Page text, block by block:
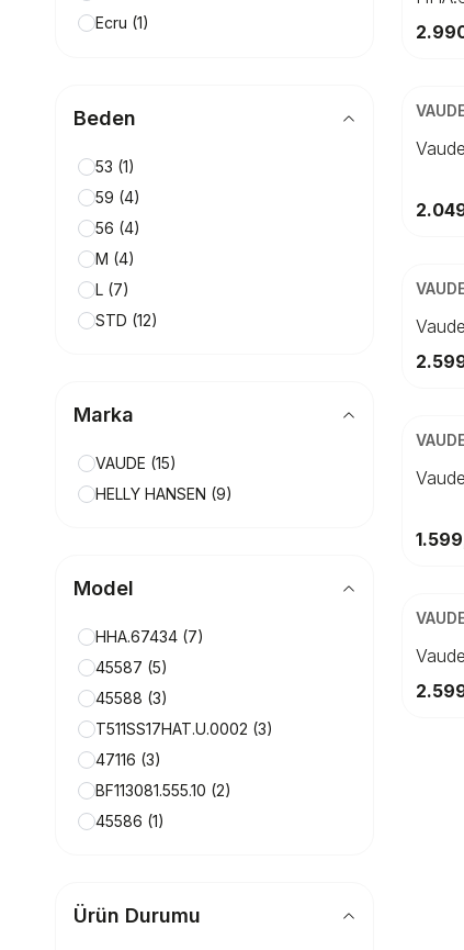
Ecru (1)
Khaki
NAVY
White
Black
Beden
53 (1)
59 (4)
56 (4)
M (4)
L (7)
STD (12)
Marka
VAUDE (15)
HELLY HANSEN (9)
Model
HHA.67434 (7)
45587 (5)
45588 (3)
T511SS17HAT.U.0002 (3)
47116 (3)
BF113081.555.10 (2)
45586 (1)
Ürün Durumu